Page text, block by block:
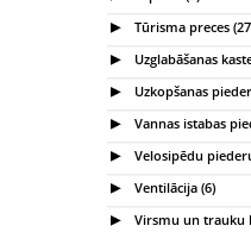
Tūrisma preces
Uzglabāšanas
Uzkopšanas
Vannas istabas
Velosipēdu
Ventilācija (6)
Virsmu un trauku